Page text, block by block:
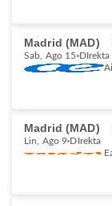
Madrid (MAD)
Sab, Ago 15 DIrekta
Madrid (MAD)
Lin, Ago 9 DIrekta